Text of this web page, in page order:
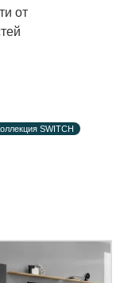
от
SWITCH